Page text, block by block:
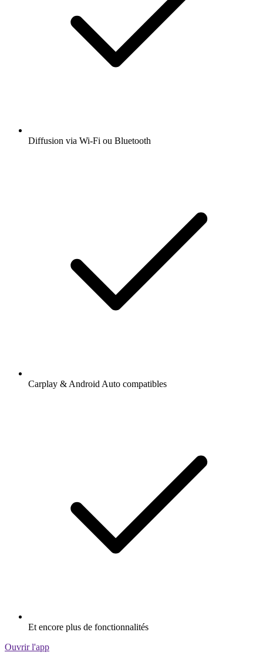
Diffusion via Wi-Fi ou Bluetooth
Carplay & Android Auto compatibles
Et encore plus de fonctionnalités
Ouvrir l'app